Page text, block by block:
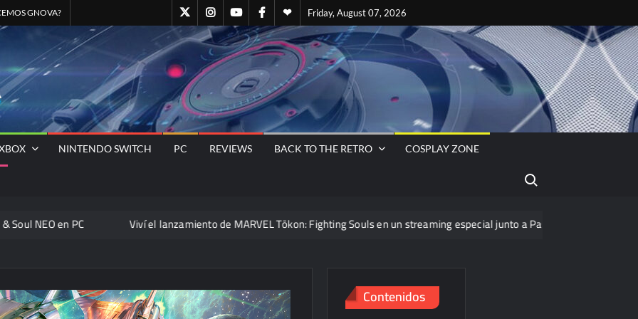
Friday, August 07, 2026
GNOVA? GN@Twitter
GN@Instagram
GNOVA
Canal
de
YOUTUBE
GN@Facebook
Quienes
somos
Staff
GNOVA
GNOVA
– El
Universo
Nos Une
GNOVA
Magazine
Sitio
NINTENDO SWITCH PC REVIEWS BACK TO THE RETRO COSPLAY ZONE
Search for:
PC Viví el lanzamiento de MARVEL Tōkon: Fighting Souls en un streaming especial junto a PassThor
Contenidos